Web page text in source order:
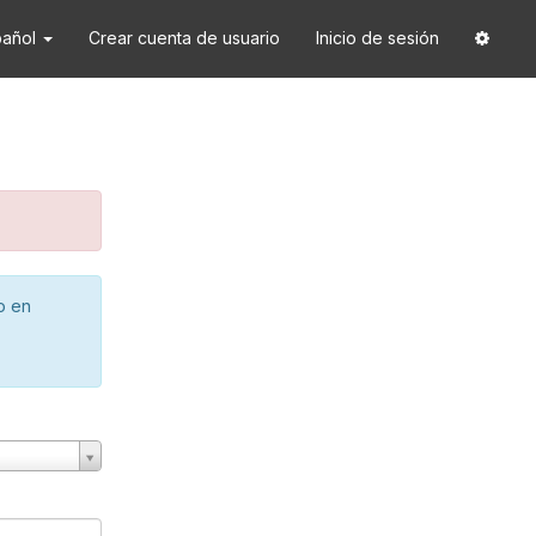
Crear cuenta de usuario Inicio de sesión
en